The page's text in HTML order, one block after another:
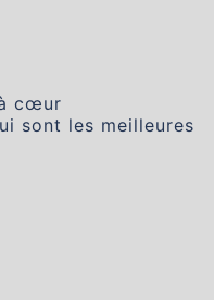
cœur
sont les meilleures